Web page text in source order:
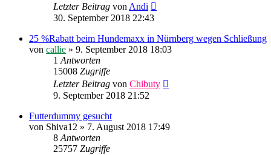
Letzter Beitrag von Andi
30. September 2018 22:43
25 %Rabatt beim Hundemaxx in Nürnberg wegen Schließung
von callie » 9. September 2018 18:03
1 Antworten
15008 Zugriffe
Letzter Beitrag von Chibuty
9. September 2018 21:52
Futterdummy gesucht
von Shiva12 » 7. August 2018 17:49
8 Antworten
25757 Zugriffe